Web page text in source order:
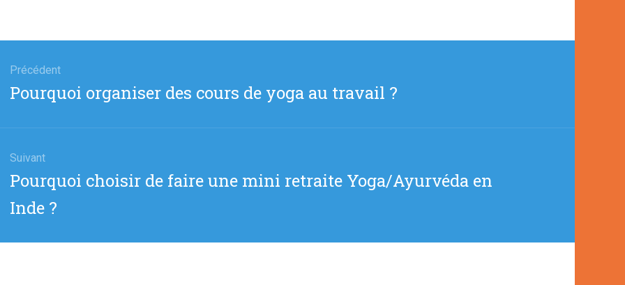
Précédent
Article
précédent
Pourquoi organiser des cours de yoga au travail ?
Suivant
Article
:
Pourquoi choisir de faire une mini retraite Yoga/Ayurvéda en
Inde ?